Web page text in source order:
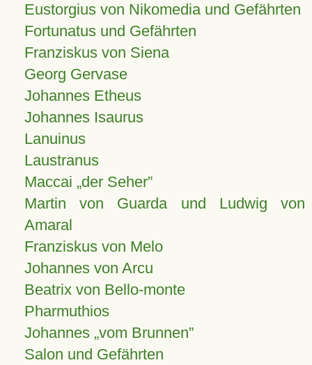
Eustorgius von Nikomedia und Gefährten
Fortunatus und Gefährten
Franziskus von Siena
Georg Gervase
Johannes Etheus
Johannes Isaurus
Lanuinus
Laustranus
Maccai „der Seher”
Martin von Guarda und Ludwig von
Amaral
Franziskus von Melo
Johannes von Arcu
Beatrix von Bello-monte
Pharmuthios
Johannes vom Brunnen
Salon und Gefährten